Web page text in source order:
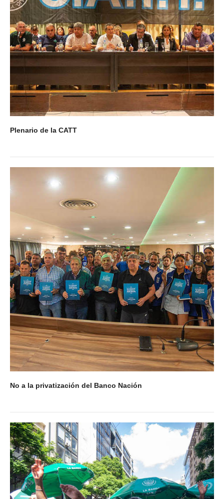
Secretaría de Igualdad de Género
Secretaría de Comunicación
Secretaría de Planificación e Inversiones
Noticias secretarías
Planillas de sueldos
Planillas desde 1978
Acuerdos / Homologaciones
Acuerdos por empresa
Sistemas
Impresión de boletas
Arancel psicofísico
CCT 40/89
Actualidad
Impresión de boletas
Contacto
Contáctenos
Contacto secretarías
Contacto sindicatos
Plenario de la CATT
No a la privatización del Banco Nación